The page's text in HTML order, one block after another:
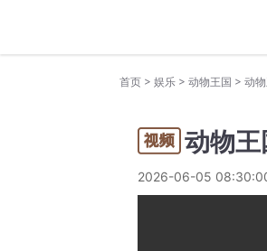
首页 > 娱乐 > 动物王国 > 动
动物
2026-06-05